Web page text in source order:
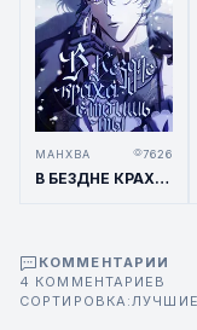
МАНХВА 7626
В БЕЗДНЕ КРАХА СТОИШЬ ТЫ
КОММЕНТАРИИ
4 КОММЕНТАРИЕВ
СОРТИРОВКА:ЛУЧШИЕ